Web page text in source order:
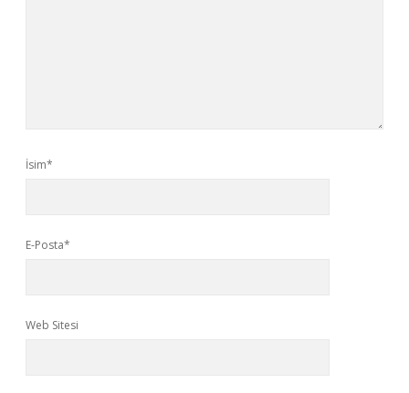
İsim*
E-Posta*
Web Sitesi